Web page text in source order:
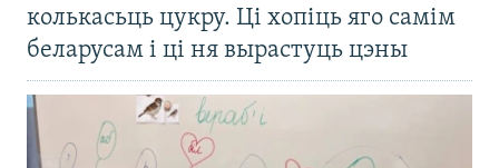
колькасьць цукру. Ці хопіць яго самім
беларусам і ці ня вырастуць цэны